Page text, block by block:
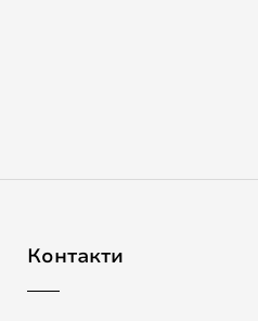
Контакти